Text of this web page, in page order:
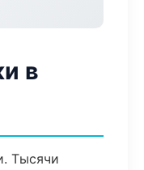
в
Тысячи